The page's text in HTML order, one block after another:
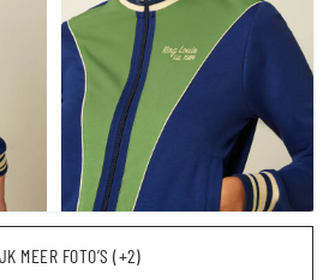
MEER FOTO’S (+2)